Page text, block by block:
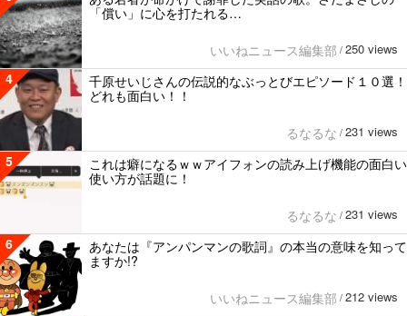
「償い」に心を打たれる…
いいねニュース編集部 / 250 views
4
千原せいじさんの伝説的なぶっとびエピソード１０選！
どれも面白い！！
るなるな / 231 views
5
これは癖になるｗｗアイフォンの読み上げ機能の面白い
使い方が話題に！
るなるな / 231 views
6
あなたは『アンパンマンの歌詞』の本当の意味を知って
ますか!?
いいねニュース編集部 / 212 views